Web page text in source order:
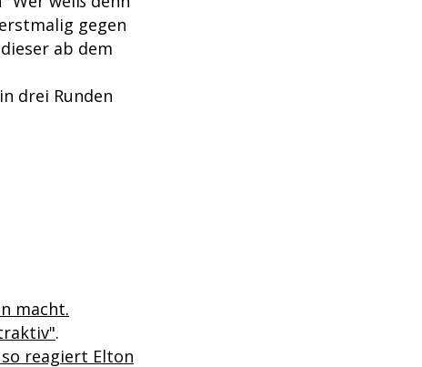
gegen
ab dem
drei Runden
macht.
.
reagiert Elton